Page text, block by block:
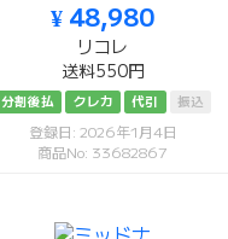
¥ 48,980
リコレ
送料550円
分割後払 クレカ 代引 振込
登録日: 2026年1月4日
商品No: 33682867